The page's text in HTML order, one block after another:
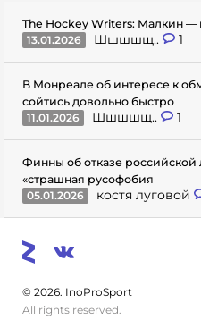
The Hockey Writers: Малкин
13.01.2026
Шшшшщ.. 1
В Монреале об интересе к
сойтись довольно быстро
11.01.2026
Шшшшщ.. 1
Финны об отказе российской
«страшная русофобия
05.01.2026
костя луговой
© 2026. InoProSport
All rights reserved.